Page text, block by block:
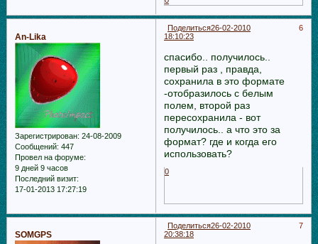
Поделиться 6
26-02-2010
18:10:23
An-Lika
Зарегистрирован: 24-08-2009
Сообщений: 447
Провел на форуме:
9 дней 9 часов
Последний визит:
17-01-2013 17:27:19
спасибо.. получилось..
первый раз , правда,
сохранила в это формате
-отобразилось с белым
полем, второй раз
пересохранила - вот
получилось.. а что это за
формат? где и когда его
использовать?
0
Поделиться 7
26-02-2010
20:38:18
SOMGPS